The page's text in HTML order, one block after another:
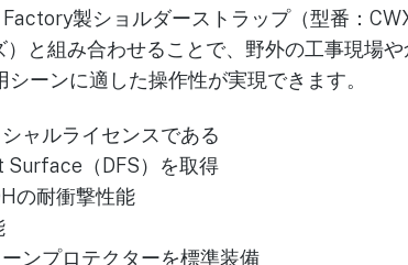
製ショルダーストラップ（型番：
）と組み合わせることで、野外の工事現場
ーンに適した操作性が実現できます。
ャルライセンスである
（DFS）を取得
の耐衝撃性能
ンプロテクターを標準装備